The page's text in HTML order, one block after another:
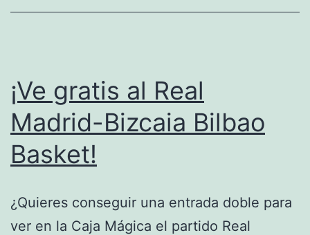
¡Ve gratis al Real
Madrid-Bizcaia Bilbao
Basket!
¿Quieres conseguir una entrada doble para
ver en la Caja Mágica el partido Real